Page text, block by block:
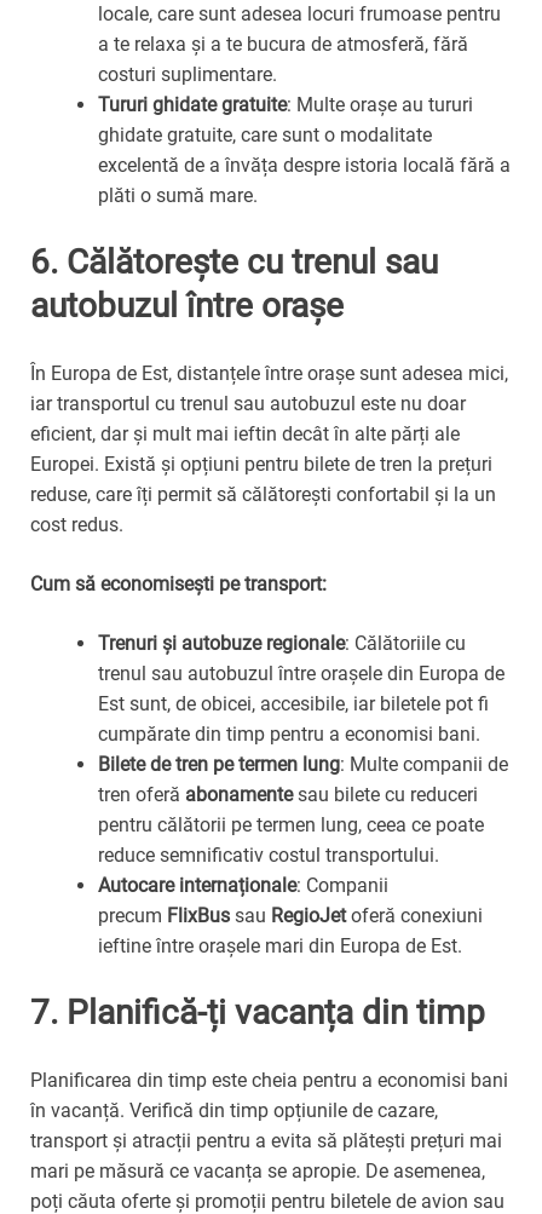
locale, care sunt adesea locuri frumoase pentru
a te relaxa și a te bucura de atmosferă, fără
costuri suplimentare.
Tururi ghidate gratuite: Multe orașe au tururi
ghidate gratuite, care sunt o modalitate
excelentă de a învăța despre istoria locală fără a
plăti o sumă mare.
6. Călătorește cu trenul sau
autobuzul între orașe
În Europa de Est, distanțele între orașe sunt adesea mici,
iar transportul cu trenul sau autobuzul este nu doar
eficient, dar și mult mai ieftin decât în alte părți ale
Europei. Există și opțiuni pentru bilete de tren la prețuri
reduse, care îți permit să călătorești confortabil și la un
cost redus.
Cum să economisești pe transport:
Trenuri și autobuze regionale: Călătoriile cu
trenul sau autobuzul între orașele din Europa de
Est sunt, de obicei, accesibile, iar biletele pot fi
cumpărate din timp pentru a economisi bani.
Bilete de tren pe termen lung: Multe companii de
tren oferă abonamentesau bilete cu reduceri
pentru călătorii pe termen lung, ceea ce poate
reduce semnificativ costul transportului.
Autocare internaționale: Companii
precum FlixBus sau RegioJetoferă conexiuni
ieftine între orașele mari din Europa de Est.
7. Planifică-ți vacanța din timp
Planificarea din timp este cheia pentru a economisi bani
în vacanță. Verifică din timp opțiunile de cazare,
transport și atracții pentru a evita să plătești prețuri mai
mari pe măsură ce vacanța se apropie. De asemenea,
poți căuta oferte și promoții pentru biletele de avion sau